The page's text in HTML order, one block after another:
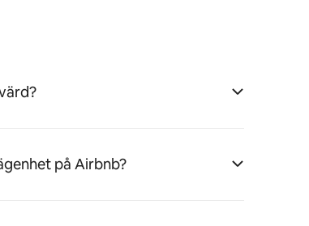
på Airbnb?